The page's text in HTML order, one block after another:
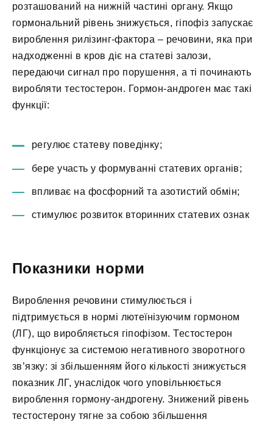
розташований на нижній частині органу. Якщо
гормональний рівень знижується, гіпофіз запускає
вироблення рилізинг-фактора – речовини, яка при
надходженні в кров діє на статеві залози,
передаючи сигнал про порушення, а ті починають
виробляти тестостерон. Гормон-андроген має такі
функції:
регулює статеву поведінку;
бере участь у формуванні статевих органів;
впливає на фосфорний та азотистий обмін;
стимулює розвиток вторинних статевих ознак
Показники норми
Вироблення речовини стимулюється і
підтримується в нормі лютеїнізуючим гормоном
(ЛГ), що виробляється гіпофізом. Тестостерон
функціонує за системою негативного зворотного
зв’язку: зі збільшенням його кількості знижується
показник ЛГ, унаслідок чого уповільнюється
вироблення гормону-андрогену. Знижений рівень
тестостерону тягне за собою збільшення